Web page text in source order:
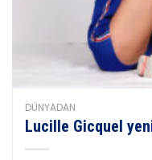
DÜNYADAN
Lucille Gicquel